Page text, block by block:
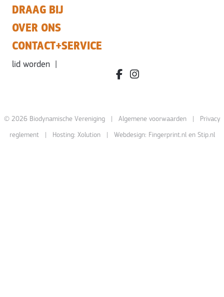
DRAAG BIJ
OVER ONS
CONTACT+SERVICE
lid worden
facebook.com/bdvereniging/
instagram.com/
© 2026 Biodynamische Vereniging | Algemene voorwaarden| Privacy
reglement| Hosting: Xolution| Webdesign: Fingerprint.nlen Stip.nl